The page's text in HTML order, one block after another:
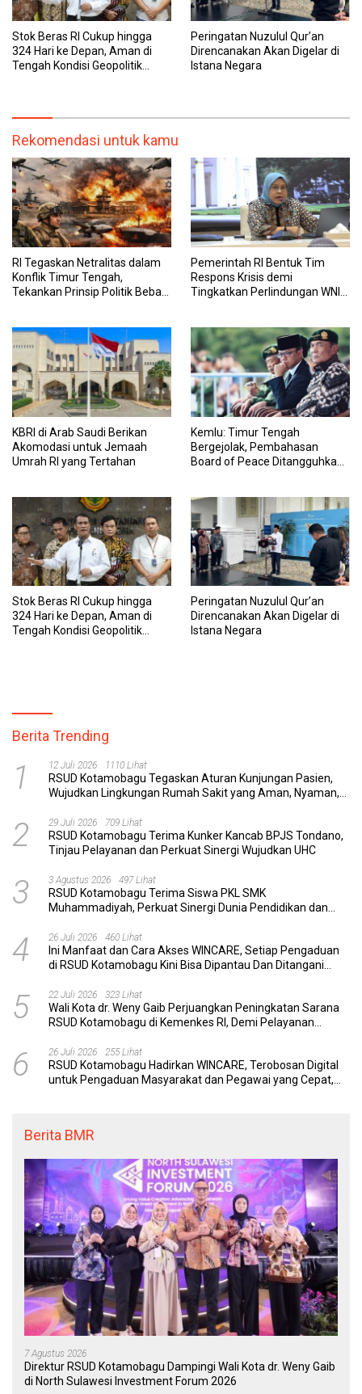
Stok Beras RI Cukup hingga
324 Hari ke Depan, Aman di
Tengah Kondisi Geopolitik
Peringatan Nuzulul Qur’an
Direncanakan Akan Digelar di
Istana Negara
Rekomendasi untuk kamu
RI Tegaskan Netralitas dalam
Konflik Timur Tengah,
Tekankan Prinsip Politik Bebas
Pemerintah RI Bentuk Tim
Respons Krisis demi
Tingkatkan Perlindungan WNI
KBRI di Arab Saudi Berikan
Akomodasi untuk Jemaah
Umrah RI yang Tertahan
Kemlu: Timur Tengah
Bergejolak, Pembahasan
Board of Peace Ditangguhkan
Stok Beras RI Cukup hingga
324 Hari ke Depan, Aman di
Tengah Kondisi Geopolitik
Peringatan Nuzulul Qur’an
Direncanakan Akan Digelar di
Istana Negara
Berita Trending
1 12 Juli 2026 1110 Lihat
RSUD Kotamobagu Tegaskan Aturan Kunjungan Pasien,
Wujudkan Lingkungan Rumah Sakit yang Aman, Nyaman,
2 29 Juli 2026 709 Lihat
RSUD Kotamobagu Terima Kunker Kancab BPJS Tondano,
Tinjau Pelayanan dan Perkuat Sinergi Wujudkan UHC
3 3 Agustus 2026 497 Lihat
RSUD Kotamobagu Terima Siswa PKL SMK
Muhammadiyah, Perkuat Sinergi Dunia Pendidikan dan
4 26 Juli 2026 460 Lihat
Ini Manfaat dan Cara Akses WINCARE, Setiap Pengaduan
di RSUD Kotamobagu Kini Bisa Dipantau Dan Ditangani
5 22 Juli 2026 323 Lihat
Wali Kota dr. Weny Gaib Perjuangkan Peningkatan Sarana
RSUD Kotamobagu di Kemenkes RI, Demi Pelayanan
6 26 Juli 2026 255 Lihat
RSUD Kotamobagu Hadirkan WINCARE, Terobosan Digital
untuk Pengaduan Masyarakat dan Pegawai yang Cepat,
Berita BMR
7 Agustus 2026
Direktur RSUD Kotamobagu Dampingi Wali Kota dr. Weny Gaib
di North Sulawesi Investment Forum 2026